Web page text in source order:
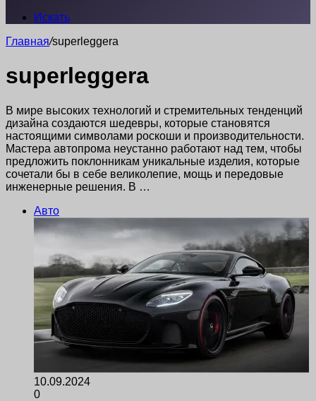
Искать
Главная/superleggera
superleggera
В мире высоких технологий и стремительных тенденций
дизайна создаются шедевры, которые становятся
настоящими символами роскоши и производительности.
Мастера автопрома неустанно работают над тем, чтобы
предложить поклонникам уникальные изделия, которые
сочетали бы в себе великолепие, мощь и передовые
инженерные решения. В …
Авто
10.09.2024
0